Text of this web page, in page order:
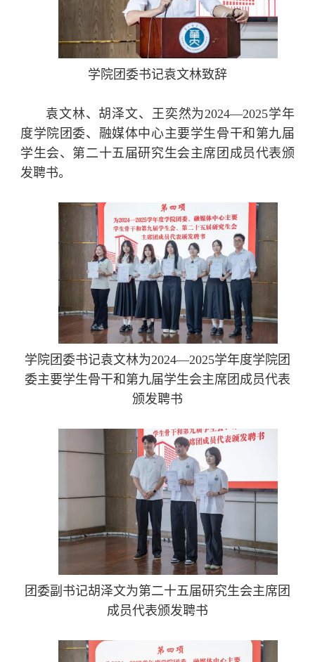
学院团委书记袁文林致辞
袁文林、胡泽文、王奕然为2024—2025学年
度学院团委、融媒体中心主要学生骨干和第九届
学生会、第二十五届研究生会主席团成员代表颁
发聘书。
学院团委书记袁文林为2024—2025学年度学院团
委主要学生骨干和第九届学生会主席团成员代表
颁发聘书
团委副书记胡泽文为第二十五届研究生会主席团
成员代表颁发聘书